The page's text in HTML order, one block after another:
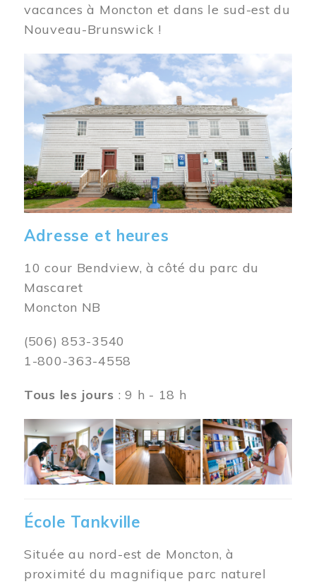
vacances à Moncton et dans le sud-est du
Nouveau-Brunswick !
Image
Adresse et heures
10 cour Bendview, à côté du parc du
Mascaret
Moncton NB
(506) 853-3540
1-800-363-4558
Tous les jours : 9 h - 18 h
Image
École Tankville
Située au nord-est de Moncton, à
proximité du magnifique parc naturel